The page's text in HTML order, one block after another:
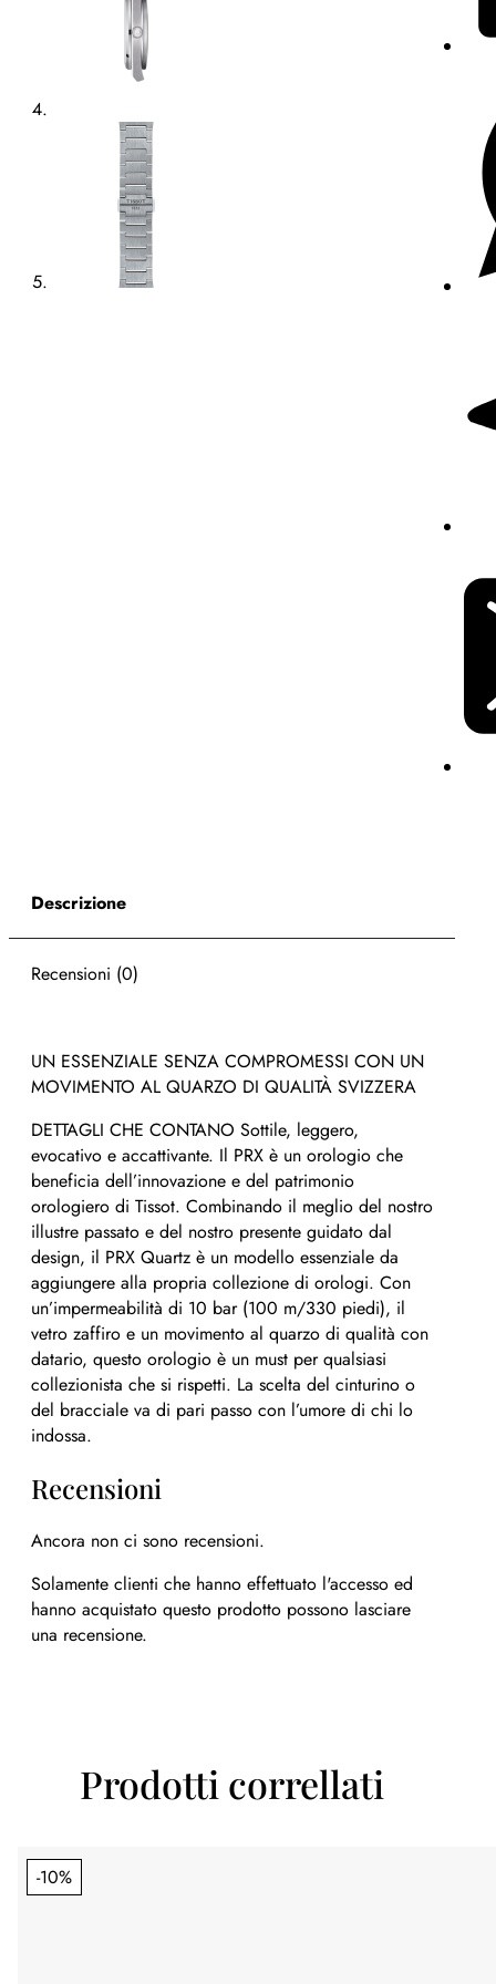
Descrizione
Recensioni (0)
UN ESSENZIALE SENZA COMPROMESSI CON UN
MOVIMENTO AL QUARZO DI QUALITÀ SVIZZERA
DETTAGLI CHE CONTANO Sottile, leggero,
evocativo e accattivante. Il PRX è un orologio che
beneficia dell’innovazione e del patrimonio
orologiero di Tissot. Combinando il meglio del nostro
illustre passato e del nostro presente guidato dal
design, il PRX Quartz è un modello essenziale da
aggiungere alla propria collezione di orologi. Con
un’impermeabilità di 10 bar (100 m/330 piedi), il
vetro zaffiro e un movimento al quarzo di qualità con
datario, questo orologio è un must per qualsiasi
collezionista che si rispetti. La scelta del cinturino o
del bracciale va di pari passo con l’umore di chi lo
indossa.
Recensioni
Ancora non ci sono recensioni.
Solamente clienti che hanno effettuato l'accesso ed
hanno acquistato questo prodotto possono lasciare
una recensione.
Prodotti correllati
-10%